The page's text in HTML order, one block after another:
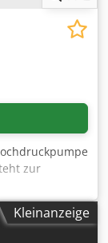
zur
Eine
T Ej Tsck
Kleinanzeige